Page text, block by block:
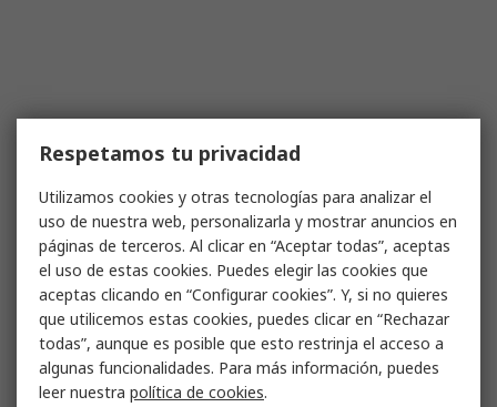
Respetamos tu privacidad
Utilizamos cookies y otras tecnologías para analizar el
uso de nuestra web, personalizarla y mostrar anuncios en
páginas de terceros. Al clicar en “Aceptar todas”, aceptas
el uso de estas cookies. Puedes elegir las cookies que
aceptas clicando en “Configurar cookies”. Y, si no quieres
que utilicemos estas cookies, puedes clicar en “Rechazar
todas”, aunque es posible que esto restrinja el acceso a
algunas funcionalidades. Para más información, puedes
leer nuestra política de cookies.